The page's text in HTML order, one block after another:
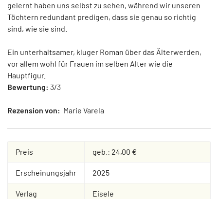
gelernt haben uns selbst zu sehen, während wir unseren
Töchtern redundant predigen, dass sie genau so richtig
sind, wie sie sind.
Ein unterhaltsamer, kluger Roman über das Älterwerden,
vor allem wohl für Frauen im selben Alter wie die
Hauptfigur.
Bewertung: 3/3
Rezension von: Marie Varela
Preis geb.: 24,00 €
Erscheinungsjahr 2025
Verlag Eisele